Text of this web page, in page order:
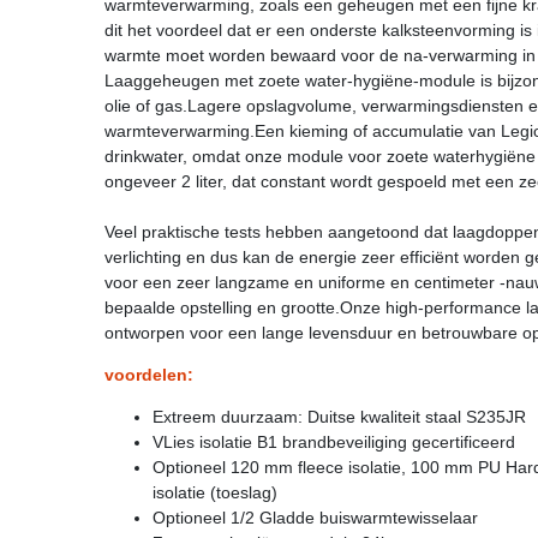
warmteverwarming, zoals een geheugen met een fijne
dit het voordeel dat er een onderste kalksteenvorming
warmte moet worden bewaard voor de na-verwarming
Laaggeheugen met zoete water-hygiëne-module is
olie of gas.Lagere opslagvolume, verwarmingsdiensten
warmteverwarming.Een kieming of accumulatie van
drinkwater, omdat onze module voor zoete
ongeveer 2 liter, dat constant wordt gespoeld met een
Veel praktische tests hebben aangetoond dat
verlichting en dus kan de energie zeer efficiënt worden
voor een zeer langzame en uniforme en centimeter -
bepaalde opstelling en grootte.Onze high-performance
ontworpen voor een lange levensduur en betrouwbare
voordelen:
Extreem duurzaam: Duitse kwaliteit staal S235JR
VLies isolatie B1 brandbeveiliging gecertificeerd
Optioneel 120 mm fleece isolatie, 100 mm PU
isolatie (toeslag)
Optioneel 1/2 Gladde buiswarmtewisselaar